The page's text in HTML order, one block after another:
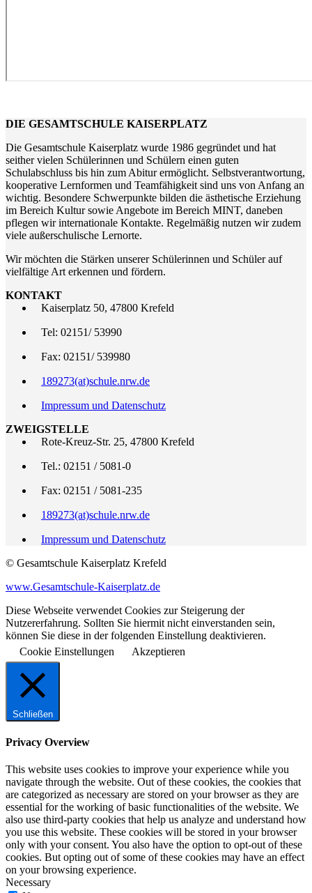
DIE GESAMTSCHULE KAISERPLATZ
Die Gesamtschule Kaiserplatz wurde 1986 gegründet und hat
seither vielen Schülerinnen und Schülern einen guten
Schulabschluss bis hin zum Abitur ermöglicht. Selbstverantwortung,
kooperative Lernformen und Teamfähigkeit sind uns von Anfang an
wichtig. Besondere Schwerpunkte bilden die ästhetische Erziehung
im Bereich Kultur sowie Angebote im Bereich MINT, daneben
pflegen wir internationale Kontakte. Regelmäßig nutzen wir zudem
viele außerschulische Lernorte.
Wir möchten die Stärken unserer Schülerinnen und Schüler auf
vielfältige Art erkennen und fördern.
KONTAKT
Kaiserplatz 50, 47800 Krefeld
Tel: 02151/ 53990
Fax: 02151/ 539980
189273(at)schule.nrw.de
Impressum und Datenschutz
ZWEIGSTELLE
Rote-Kreuz-Str. 25, 47800 Krefeld
Tel.: 02151 / 5081-0
Fax: 02151 / 5081-235
189273(at)schule.nrw.de
Impressum und Datenschutz
© Gesamtschule Kaiserplatz Krefeld
www.Gesamtschule-Kaiserplatz.de
Diese Webseite verwendet Cookies zur Steigerung der
Nutzererfahrung. Sollten Sie hiermit nicht einverstanden sein,
können Sie diese in der folgenden Einstellung deaktivieren.
Cookie Einstellungen
Akzeptieren
Schließen
Privacy Overview
This website uses cookies to improve your experience while you
navigate through the website. Out of these cookies, the cookies that
are categorized as necessary are stored on your browser as they are
essential for the working of basic functionalities of the website. We
also use third-party cookies that help us analyze and understand how
you use this website. These cookies will be stored in your browser
only with your consent. You also have the option to opt-out of these
cookies. But opting out of some of these cookies may have an effect
on your browsing experience.
Necessary